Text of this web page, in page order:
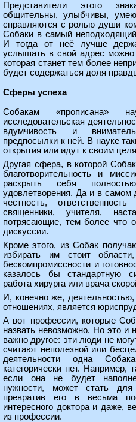
Представители этого
общительны, улыбчивы,
справляются с ролью души
Собаки в самый
И тогда от неё лучше
услышать в свой адрес
которая станет тем более
будет содержаться доля
Сферы успеха
Собакам «прописана»
исследовательская
вдумчивость и
предпосылки к ней. В науке
открытия или идут к своим
Другая сфера, в которой
благотворительность и
раскрыть себя
удовлетворения. Да и в самом
честность,
священники, учителя,
потрясающие, тем более что
дискуссии.
Кроме этого, из Собак
избирать им стоит
бескомпромиссности и
казалось бы стандартную
работа хирурга или врача
И, конечно же,
отношениях, является
А вот профессии, которые
назвать невозможно. Но это и
важно другое: эти люди не
считают неполезной или
деятельности одна
категорически нет. Например,
если она не будет
нужности, может стать для
превратив его в весьма
интересного доктора и даже,
из профессии.